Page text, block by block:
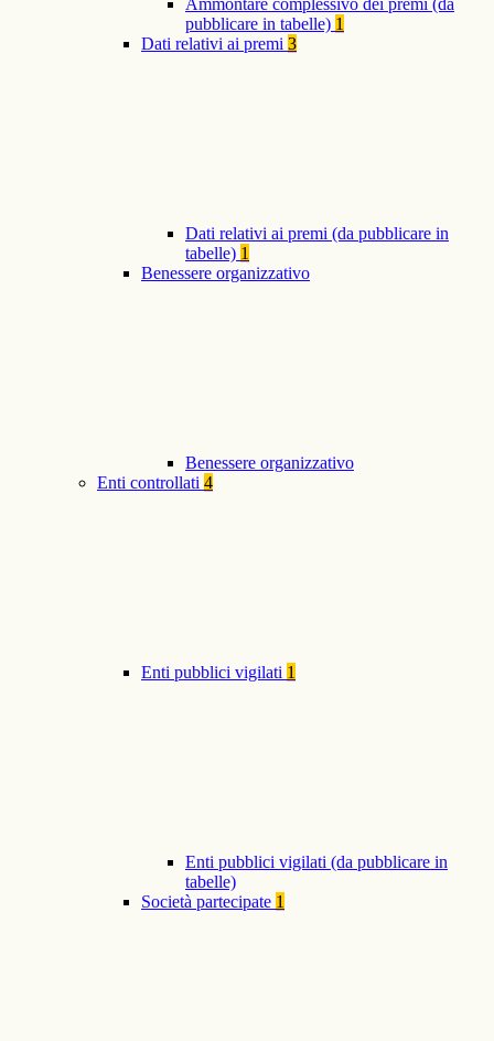
Ammontare complessivo dei premi (da
pubblicare in tabelle) 1
Dati relativi ai premi 3
Dati relativi ai premi (da pubblicare in
tabelle) 1
Benessere organizzativo
Benessere organizzativo
Enti controllati 4
Enti pubblici vigilati 1
Enti pubblici vigilati (da pubblicare in
tabelle)
Società partecipate 1